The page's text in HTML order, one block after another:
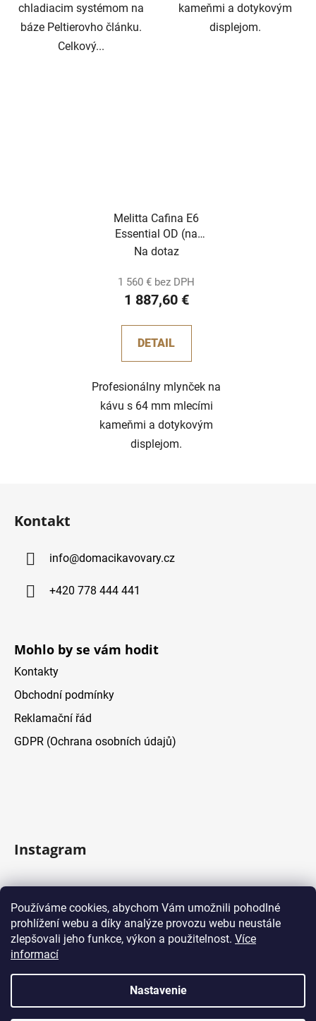
Používáme cookies, abychom Vám umožnili pohodlné
prohlížení webu a díky analýze provozu webu neustále
zlepšovali jeho funkce, výkon a použitelnost. Více
informací
Nastavenie
chladiacim systémom na
báze Peltierovho článku.
Celkový...
kameňmi a dotykovým
displejom.
Melitta Cafina E6
Essential OD (na
objednávku)
Na dotaz
1 560 € bez DPH
1 887,60 €
DETAIL
Profesionálny mlynček na
kávu s 64 mm mlecími
kameňmi a dotykovým
displejom.
Kontakt
info@domacikavovary.cz
+420 778 444 441
Mohlo by se vám hodit
Kontakty
Obchodní podmínky
Reklamační řád
GDPR (Ochrana osobních údajů)
Instagram
Facebook